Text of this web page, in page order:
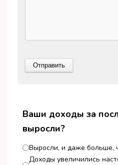
Ваши доходы за
выросли?
Выросли, и даже больше,
Доходы увеличились